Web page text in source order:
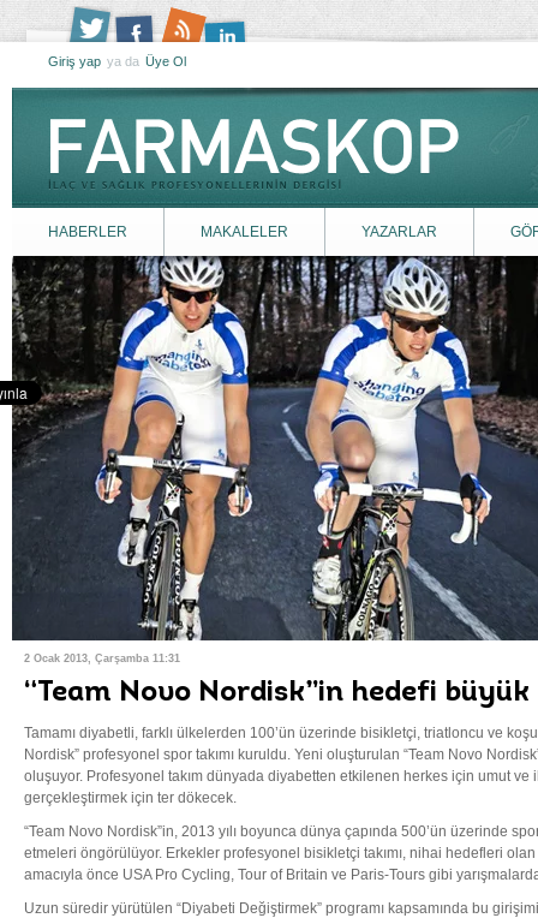
Giriş yap ya da Üye Ol
HABERLER MAKALELER YAZARLAR
2 Ocak 2013, Çarşamba 11:31
“Team Novo Nordisk”in hedefi büyük
Tamamı diyabetli, farklı ülkelerden 100’ün üzerinde bisikletçi, triatloncu ve
Nordisk” profesyonel spor takımı kuruldu. Yeni oluşturulan “Team Novo
oluşuyor. Profesyonel takım dünyada diyabetten etkilenen herkes için umut ve
gerçekleştirmek için ter dökecek.
“Team Novo Nordisk”in, 2013 yılı boyunca dünya çapında 500’ün üzerinde
etmeleri öngörülüyor. Erkekler profesyonel bisikletçi takımı, nihai hedefleri olan
amacıyla önce USA Pro Cycling, Tour of Britain ve Paris-Tours gibi
Uzun süredir yürütülen “Diyabeti Değiştirmek” programı kapsamında bu